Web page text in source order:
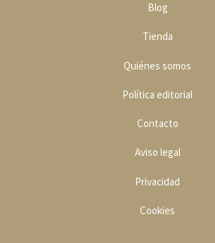
Blog
Tienda
Quiénes somos
Política editorial
Contacto
Aviso legal
Privacidad
Cookies